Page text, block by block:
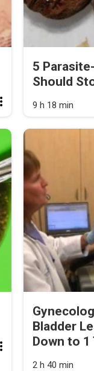
5
Should
9 h 18 min
Bladder
Down to
2 h 40 min